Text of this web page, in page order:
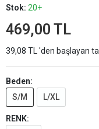
Stok: 20+
469,00 TL
39,08 TL 'den başlayan
Beden:
S/M
L/XL
RENK: